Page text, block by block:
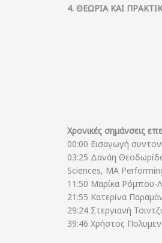
4. ΘΕΩΡΙΑ ΚΑΙ
Χρονικές σημάνσεις
00:00 Εισαγωγή
03:25 Δανάη
Sciences, MA
11:50 Μαρίκα Ρόμπου-
21:55 Κατερίνα
29:24 Στεργιανή
39:46 Χρήστος